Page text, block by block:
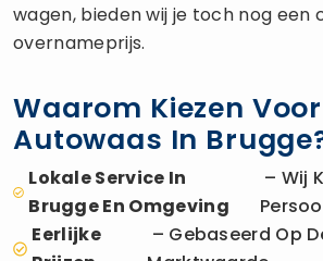
wagen, bieden wij je toch nog een
overnameprijs.
Waarom Kiezen Voor
Autowaas In
Lokale Service In
Brugge En Omgeving
– Wij
Eerlijke
– Gebaseerd Op